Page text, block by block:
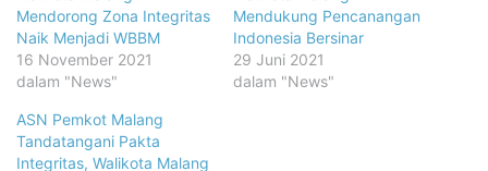
Mendorong Zona Integritas
Naik Menjadi WBBM
16 November 2021
dalam "News"
Mendukung Pencanangan
Indonesia Bersinar
29 Juni 2021
dalam "News"
ASN Pemkot Malang
Tandatangani Pakta
Integritas, Walikota Malang